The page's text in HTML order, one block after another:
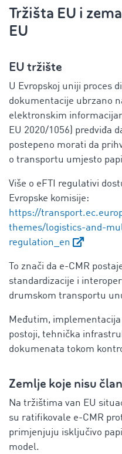
Tržišta EU i
EU
EU tržište
U Evropskoj uniji proces
dokumentacije ubrzano
elektronskim
EU 2020/1056) predviđa
postepeno morati da
o transportu umjesto
Više o eFTI regulativi
Evropske komisije:
https://
themes/logistics-and-
regulation_en
To znači da e-CMR
standardizacije i
drumskom transportu
Međutim,
postoji, tehnička
dokumenata tokom
Zemlje koje nisu
Na tržištima van EU
su ratifikovale e-CMR
primjenjuju isključivo
model.